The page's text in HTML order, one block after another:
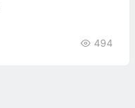
494